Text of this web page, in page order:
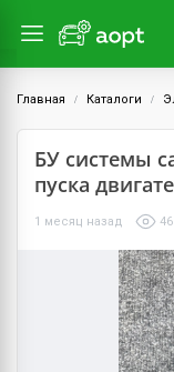
Главная Каталоги
БУ системы
пуска
1 месяц назад 46